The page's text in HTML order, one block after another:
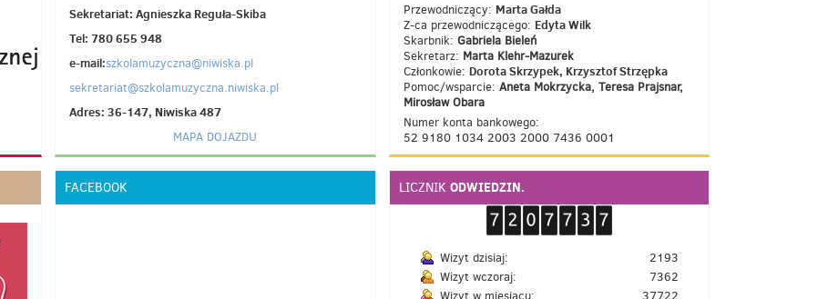
Sekretariat: Agnieszka Reguła-Skiba
Tel: 780 655 948
e-mail:szkolamuzyczna@niwiska.pl
sekretariat@szkolamuzyczna.niwiska.pl
Adres: 36-147, Niwiska 487
MAPA DOJAZDU
FACEBOOK
Przewodniczący: Marta Gałda
Z-ca przewodniczącego: Edyta Wilk
Skarbnik: Gabriela Bieleń
Sekretarz: Marta Klehr-Mazurek
Członkowie: Dorota Skrzypek, Krzysztof Strzępka
Pomoc/wsparcie: Aneta Mokrzycka, Teresa Prajsnar,
Mirosław Obara
Numer konta bankowego:
52 9180 1034 2003 2000 7436 0001
LICZNIK ODWIEDZIN.
Wizyt dzisiaj:
2193
Wizyt wczoraj:
7362
Wizyt w miesiacu:
37722